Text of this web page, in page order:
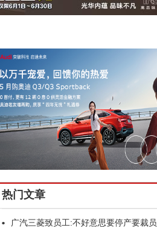
热门文章
广汽三菱致员工:不好意思要停产要裁员